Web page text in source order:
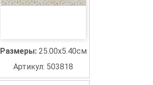
Размеры: 25.00x5.40см
Артикул: 503818